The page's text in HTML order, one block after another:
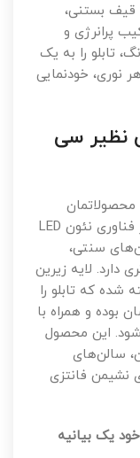
قیف بستنی،
پرانرژی و
تابلو را به یک
نوری، خودنمایی
نظیر سی
اهمیت می‌دهیم. این تابلو با استفاده از فناوری نئون LED
سنتی،
دارد. لایه زیرین
که تابلو را
و همراه با
این محصول
سالن‌های
نشیمن فانتزی
یک بیانیه